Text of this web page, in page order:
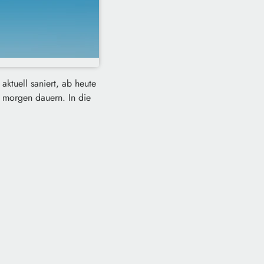
saniert, ab heute
dauern. In die